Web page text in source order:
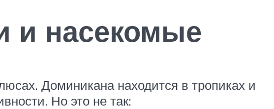
и насекомые
Доминикана находится в тропиках и
Но это не так: